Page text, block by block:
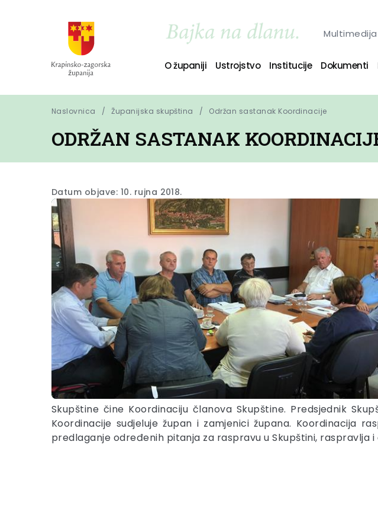
Multimedija
O županiji Ustrojstvo Institucije Dokumenti
Naslovnica Županijska skupština Održan sastanak Koordinacije
ODRŽAN SASTANAK
Datum objave: 10. rujna 2018.
Skupštine čine Koordinaciju članova Skupštine. Predsjednik
Koordinacije sudjeluje župan i zamjenici župana. Koordinacija
predlaganje određenih pitanja za raspravu u Skupštini, raspravlja